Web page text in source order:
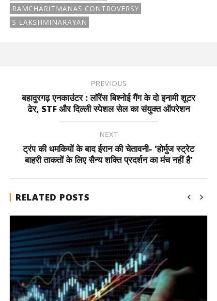
RAMCHARITMANAS CONTROVERSY
S LAKSHMINARAYAN
PREVIOUS
बहादुरगढ़ एनकाउंटर : लॉरेंस बिश्नोई गैंग के दो इनामी शूटर
ढेर, STF और दिल्ली स्पेशल सेल का संयुक्त ऑपरेशन
NEXT
ट्रंप की धमकियों के बाद ईरान की चेतावनी- 'होर्मुज स्ट्रेट
बाहरी ताकतों के लिए सैन्य शक्ति प्रदर्शन का मंच नहीं है'
RELATED POSTS